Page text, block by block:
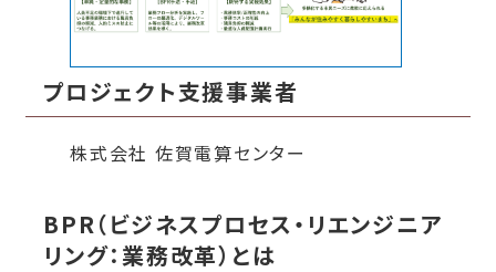
プロジェクト支援事業者
株式会社 佐賀電算センター
BPR（ビジネスプロセス・リエンジニア
リング：業務改革）とは